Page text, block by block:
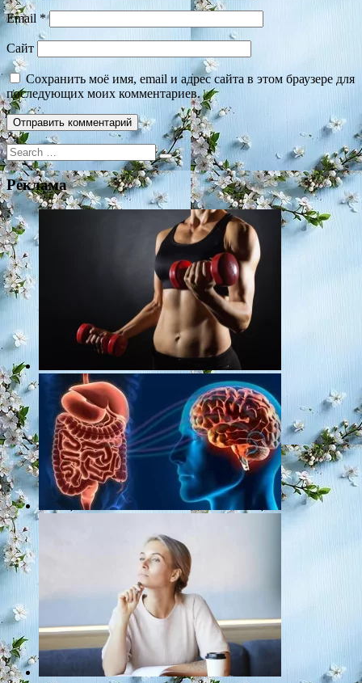
Email *
Сайт
Сохранить моё имя, email и адрес сайта в этом браузере для
последующих моих комментариев.
Search
for:
Реклама